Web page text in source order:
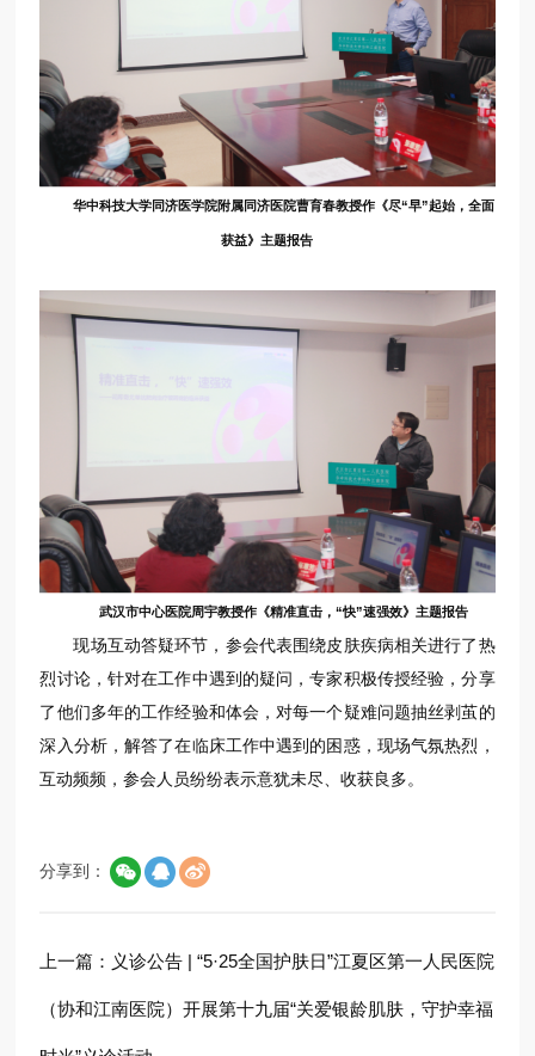
华中科技大学同济医学院附属同济医院曹育春教授作《尽“早”起始，全面
获益》主题报告
武汉市中心医院周宇教授作《精准直击，“快”速强效》主题报告
现场互动答疑环节，参会代表围绕皮肤疾病相关进行了热
烈讨论，针对在工作中遇到的疑问，专家积极传授经验，分享
了他们多年的工作经验和体会，对每一个疑难问题抽丝剥茧的
深入分析，解答了在临床工作中遇到的困惑，现场气氛热烈，
互动频频，参会人员纷纷表示意犹未尽、收获良多。
分享到：
上一篇： 义诊公告 | “5·25全国护肤日”江夏区第一人民医院
（协和江南医院）开展第十九届“关爱银龄肌肤，守护幸福